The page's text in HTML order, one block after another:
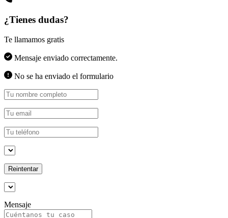
¿Tienes dudas?
Te llamamos gratis
Mensaje enviado correctamente.
No se ha enviado el formulario
Reintentar
Mensaje